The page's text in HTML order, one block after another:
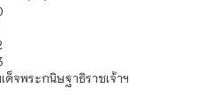
ด็จพระกนิษฐาธิราชเจ้าฯ